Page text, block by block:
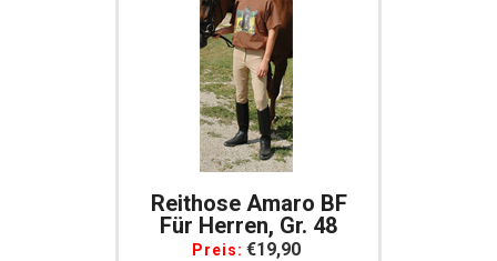
Reithose Amaro BF
Für Herren, Gr. 48
Preis: €19,90